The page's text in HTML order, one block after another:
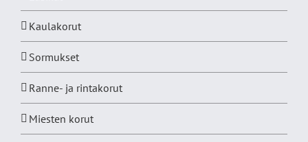
Kaulakorut
Sormukset
Ranne- ja rintakorut
Miesten korut